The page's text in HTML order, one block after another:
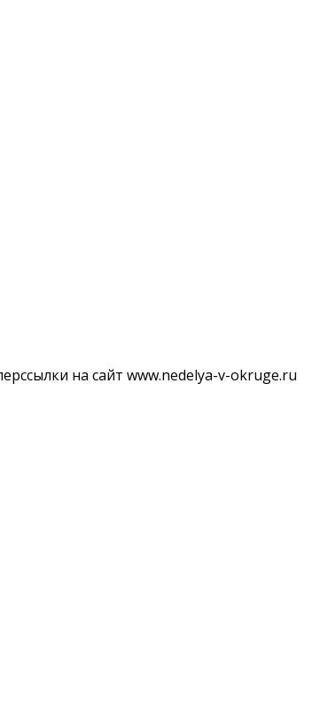
на сайт www.nedelya-v-okruge.ru